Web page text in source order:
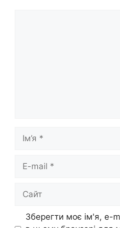
Ім’я
Сайт
Зберегти моє ім'я, e-